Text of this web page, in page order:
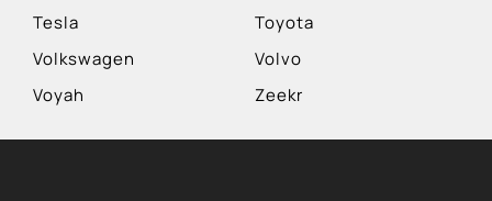
Tesla
Toyota
Volkswagen
Volvo
Voyah
Zeekr